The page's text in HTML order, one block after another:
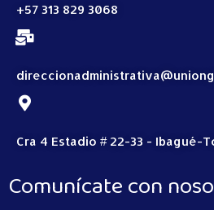
+57 313 829 3068
Cra 4 Estadio # 22-33 - Ibagué-
Comunícate con